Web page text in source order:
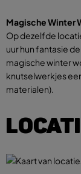
Magische Winter
Op dezelfde
uur hun fantasie
magische winter
knutselwerkjes
materialen).